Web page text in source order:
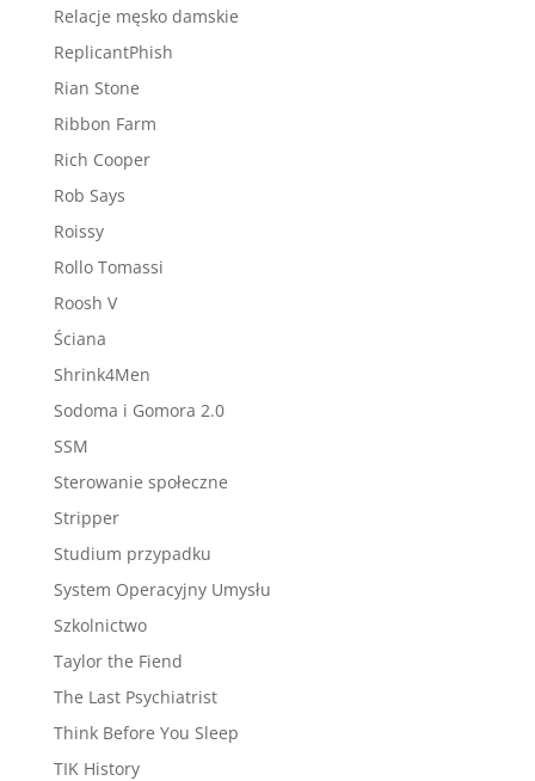
Relacje męsko damskie
ReplicantPhish
Rian Stone
Ribbon Farm
Rich Cooper
Rob Says
Roissy
Rollo Tomassi
Roosh V
Ściana
Shrink4Men
Sodoma i Gomora 2.0
SSM
Sterowanie społeczne
Stripper
Studium przypadku
System Operacyjny Umysłu
Szkolnictwo
Taylor the Fiend
The Last Psychiatrist
Think Before You Sleep
TIK History